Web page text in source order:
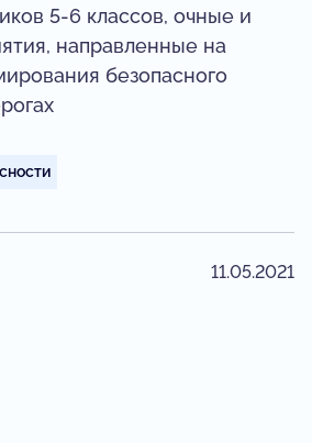
5-6 классов, очные и
направленные на
безопасного
11.05.2021